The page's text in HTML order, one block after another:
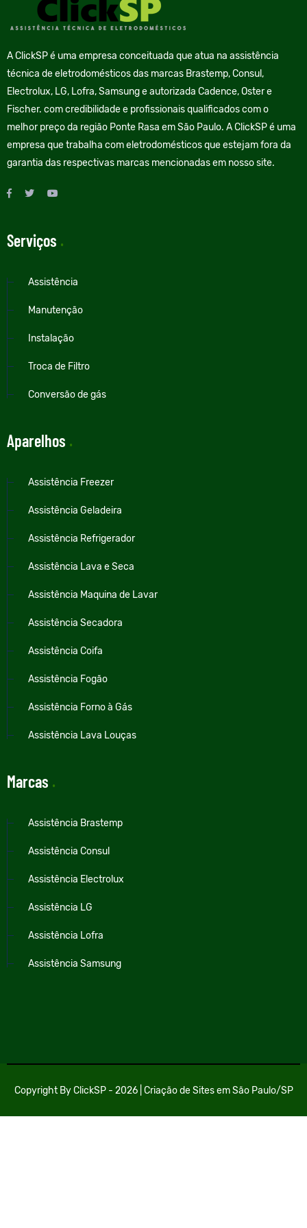
A ClickSP é uma empresa conceituada que atua na assistência
técnica de eletrodomésticos das marcas Brastemp, Consul,
Electrolux, LG, Lofra, Samsung e autorizada Cadence, Oster e
Fischer. com credibilidade e profissionais qualificados com o
melhor preço da região Ponte Rasa em São Paulo. A ClickSP é uma
empresa que trabalha com eletrodomésticos que estejam fora da
garantia das respectivas marcas mencionadas em nosso site.
Serviços .
Assistência
Manutenção
Instalação
Troca de Filtro
Conversão de gás
Aparelhos .
Assistência Freezer
Assistência Geladeira
Assistência Refrigerador
Assistência Lava e Seca
Assistência Maquina de Lavar
Assistência Secadora
Assistência Coifa
Assistência Fogão
Assistência Forno à Gás
Assistência Lava Louças
Marcas .
Assistência Brastemp
Assistência Consul
Assistência Electrolux
Assistência LG
Assistência Lofra
Assistência Samsung
Copyright ByClickSP- 2026 | Criação de Sites em São Paulo/SP